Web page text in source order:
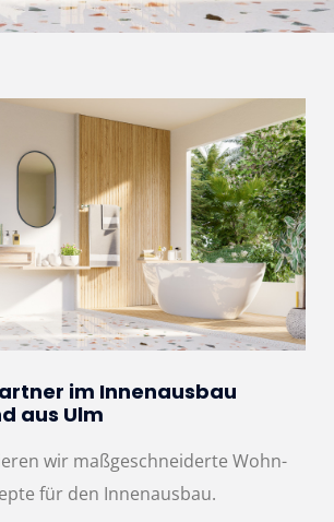
im Innenausbau
aus Ulm
wir maßgeschneiderte Wohn-
für den Innenausbau.